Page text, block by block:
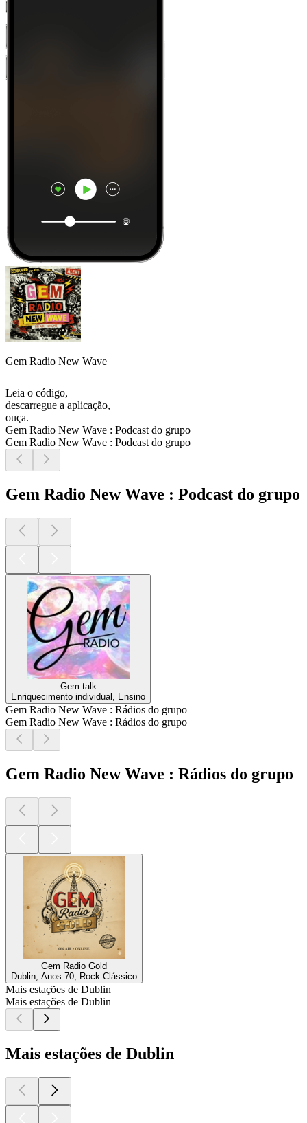
Gem Radio New Wave
Leia o código,
descarregue a aplicação,
ouça.
Gem Radio New Wave : Podcast do grupo
Gem Radio New Wave : Podcast do grupo
Gem Radio New Wave : Podcast do grupo
Gem talk
Enriquecimento individual, Ensino
Gem Radio New Wave : Rádios do grupo
Gem Radio New Wave : Rádios do grupo
Gem Radio New Wave : Rádios do grupo
Gem Radio Gold
Dublin, Anos 70, Rock Clássico
Mais estações de Dublin
Mais estações de Dublin
Mais estações de Dublin